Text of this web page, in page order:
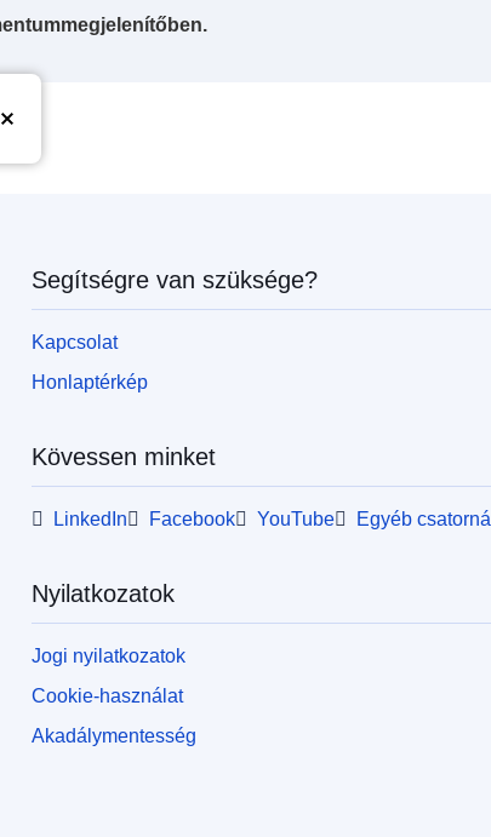
Segítségre van szüksége?
Kapcsolat
Honlaptérkép
Kövessen minket
LinkedIn Facebook YouTube Egyéb
Nyilatkozatok
Jogi nyilatkozatok
Cookie-használat
Akadálymentesség